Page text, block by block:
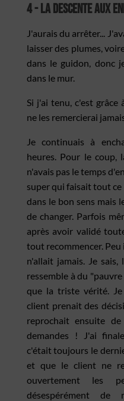
4 - La descente aux
J'aurais du arrêter...
laisser des plumes,
dans le guidon, donc
dans le mur.
Si j'ai tenu, c'est
ne les remercierai
Je continuais à
heures. Pour le coup,
n'avais pas le temps
super qui faisait tout
dans le bon sens mais
de changer. Parfois
après avoir validé
tout recommencer. Peu
n'allait jamais. Je sais,
ressemble à du
que la triste vérité.
client prenait des
reprochait ensuite
demandes ! J'ai
c'était toujours le
et que le client ne
ouvertement les
désespérément